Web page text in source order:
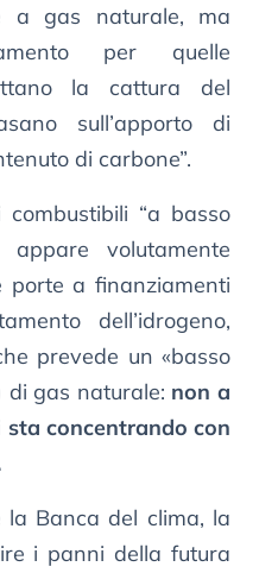
a gas naturale, ma
per quelle
la cattura del
sull’apporto di
di carbone”.
“a basso
volutamente
a finanziamenti
dell’idrogeno,
prevede un «basso
di gas naturale: non a
concentrando con
la Banca del clima, la
i panni della futura